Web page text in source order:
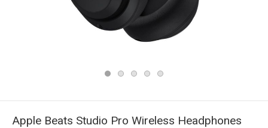
Apple Beats Studio Pro Wireless Headphones